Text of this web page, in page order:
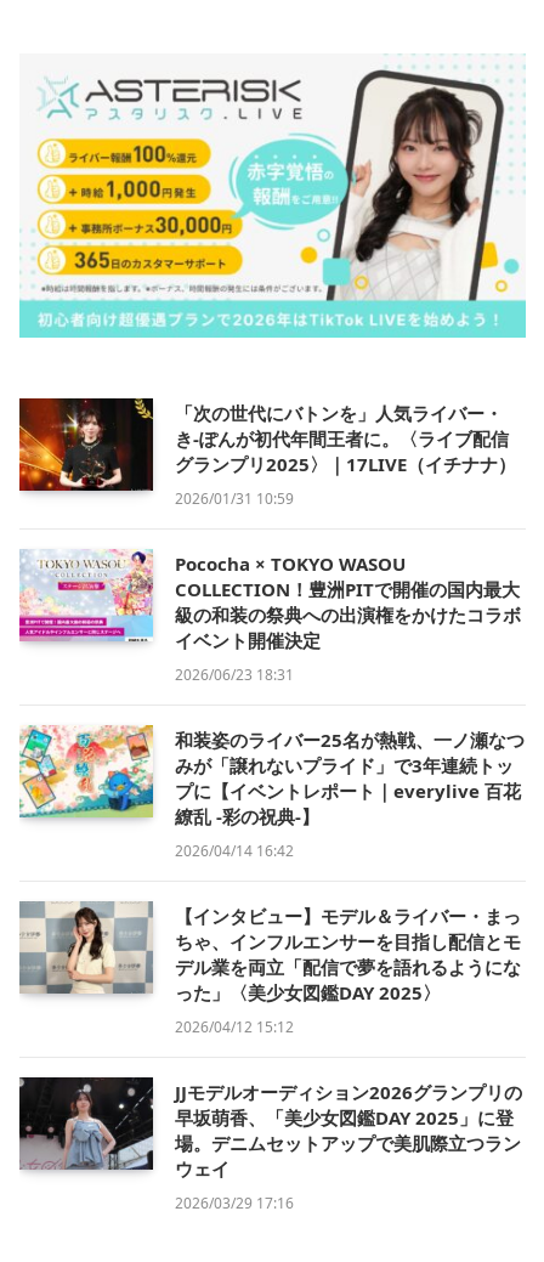
「次の世代にバトンを」人気ライバー・
き-ぽんが初代年間王者に。〈ライブ配信
グランプリ2025〉｜17LIVE（イチナナ）
2026/01/31 10:59
Pococha × TOKYO WASOU
COLLECTION！豊洲PITで開催の国内最大
級の和装の祭典への出演権をかけたコラボ
イベント開催決定
2026/06/23 18:31
和装姿のライバー25名が熱戦、一ノ瀬なつ
みが「譲れないプライド」で3年連続トッ
プに【イベントレポート｜everylive 百花
繚乱 -彩の祝典-】
2026/04/14 16:42
【インタビュー】モデル＆ライバー・まっ
ちゃ、インフルエンサーを目指し配信とモ
デル業を両立「配信で夢を語れるようにな
った」〈美少女図鑑DAY 2025〉
2026/04/12 15:12
JJモデルオーディション2026グランプリの
早坂萌香、「美少女図鑑DAY 2025」に登
場。デニムセットアップで美肌際立つラン
ウェイ
2026/03/29 17:16